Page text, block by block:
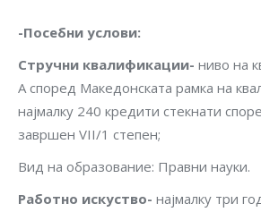
-Посебни услови:
Стручни квалификации- ниво на
A според Македонската рамка на
најмалку 240 кредити стекнати
завршен VII/1 степен;
Вид на образование: Правни науки.
Работно искуство- најмалку три